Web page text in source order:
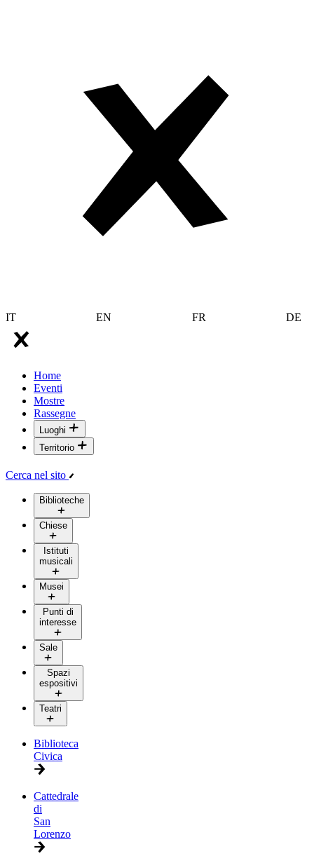
IT EN FR DE
Home
Eventi
Mostre
Rassegne
Luoghi
Territorio
Cerca nel sito
Biblioteche
Chiese
Istituti
musicali
Musei
Punti di
interesse
Sale
Spazi
espositivi
Teatri
Biblioteca
Civica
Cattedrale
di
San
Lorenzo